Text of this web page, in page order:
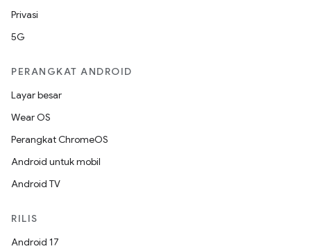
Privasi
5G
PERANGKAT ANDROID
Layar besar
Wear OS
Perangkat ChromeOS
Android untuk mobil
Android TV
RILIS
Android 17